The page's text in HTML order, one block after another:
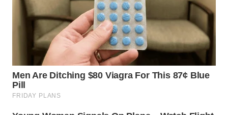
WN
SULUT
WN
MALUKU
MALUT